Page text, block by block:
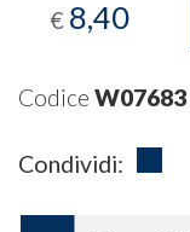
€ 8,40
Codice W07683
Condividi: